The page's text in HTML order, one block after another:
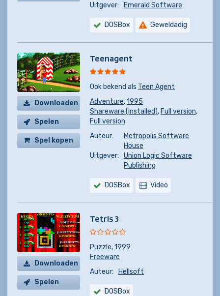
Uitgever:
Emerald Software
DOSBox Geweldadig
Downloaden
Spelen
Spel kopen
Teenagent
Ook bekend als Teen Agent
Adventure,1995
Shareware (installed), Full version,
Full version
Auteur:
Metropolis Software
House
Uitgever:
Union Logic Software
Publishing
DOSBox Video
Downloaden
Spelen
Tetris 3
Puzzle,1999
Freeware
Auteur:
Hellsoft
DOSBox